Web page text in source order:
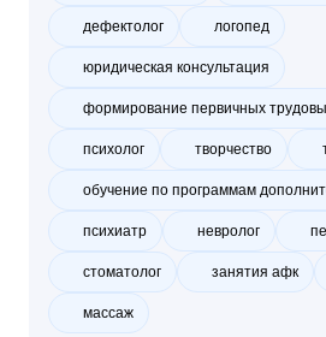
дефектолог логопед
юридическая консультация
формирование первичных
психолог творчество
обучение по программам
психиатр невролог
стоматолог занятия афк
массаж